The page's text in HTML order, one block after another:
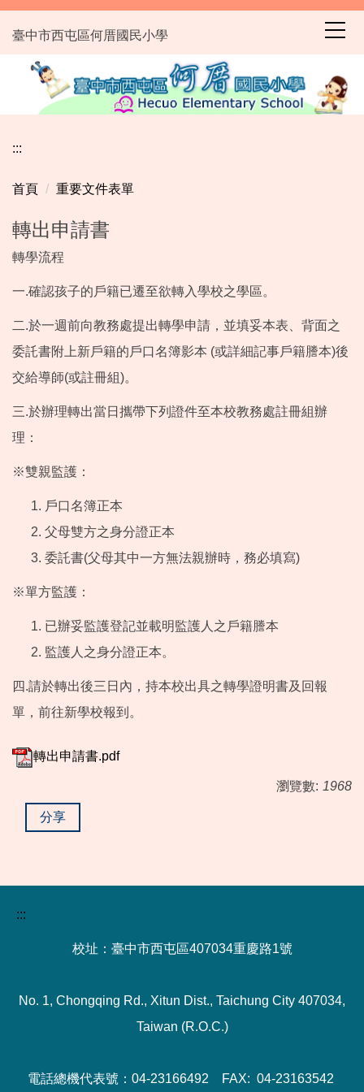
跳
到
主
臺中市西屯區何厝國民小學
:::
首頁 重要文件表單
轉出申請書
轉學流程
一.確認孩子的戶籍已遷至欲轉入學校之學區。
二.於一週前向教務處提出轉學申請，並填妥本表、背面之
委託書附上新戶籍的戶口名簿影本 (或詳細記事戶籍謄本)後
交給導師(或註冊組)。
三.於辦理轉出當日攜帶下列證件至本校教務處註冊組辦
理：
※雙親監護：
戶口名簿正本
父母雙方之身分證正本
委託書(父母其中一方無法親辦時，務必填寫)
※單方監護：
已辦妥監護登記並載明監護人之戶籍謄本
監護人之身分證正本。
四.請於轉出後三日內，持本校出具之轉學證明書及回報
單，前往新學校報到。
轉出申請書.pdf
瀏覽數: 1968
分享
:::
校址：臺中市西屯區407034重慶路1號
No. 1, Chongqing Rd., Xitun Dist., Taichung City 407034,
Taiwan (R.O.C.)
電話總機代表號：04-23166492 FAX: 04-23163542